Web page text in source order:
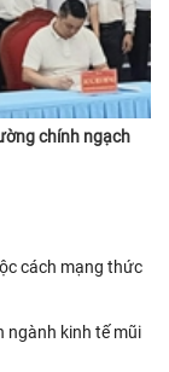
chính ngạch
cách mạng thức
ngành kinh tế mũi